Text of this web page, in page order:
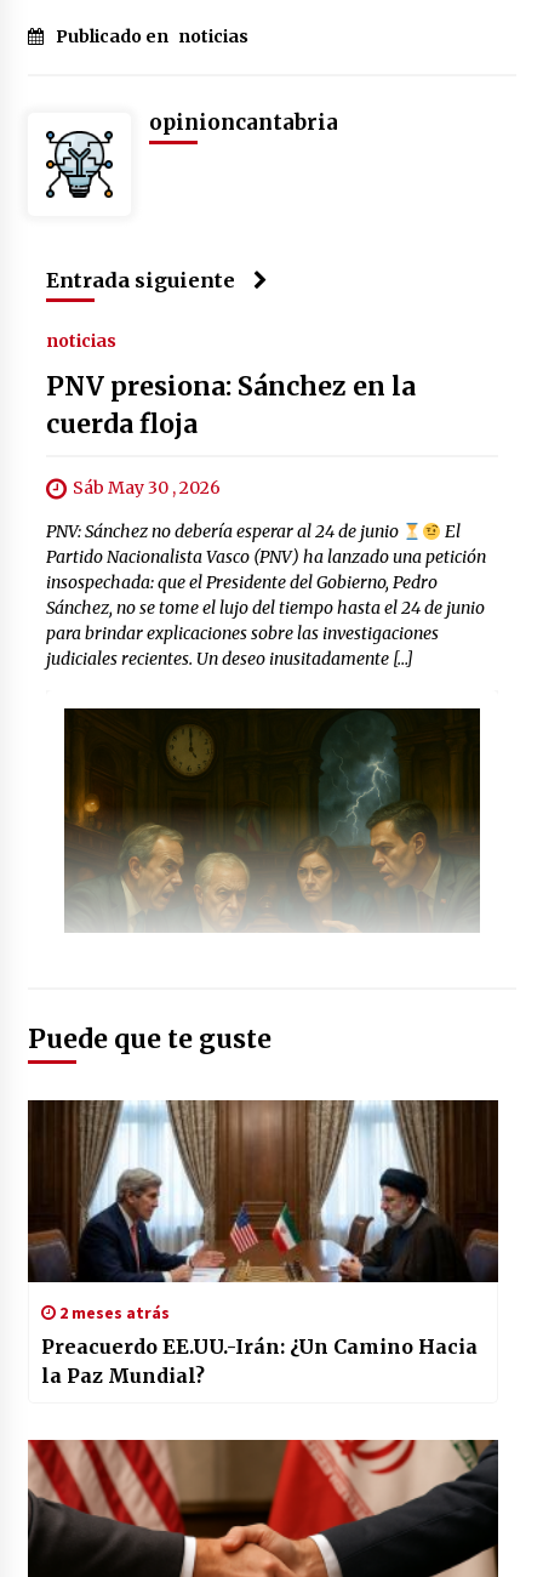
Publicado en noticias
opinioncantabria
Entrada siguiente
noticias
PNV presiona: Sánchez en la
cuerda floja
Sáb May 30 , 2026
PNV: Sánchez no debería esperar al 24 de junio
El
Partido Nacionalista Vasco (PNV) ha lanzado una petición
insospechada: que el Presidente del Gobierno, Pedro
Sánchez, no se tome el lujo del tiempo hasta el 24 de junio
para brindar explicaciones sobre las investigaciones
judiciales recientes. Un deseo inusitadamente […]
Puede que te guste
2 meses atrás
Preacuerdo EE.UU.-Irán: ¿Un Camino Hacia
la Paz Mundial?